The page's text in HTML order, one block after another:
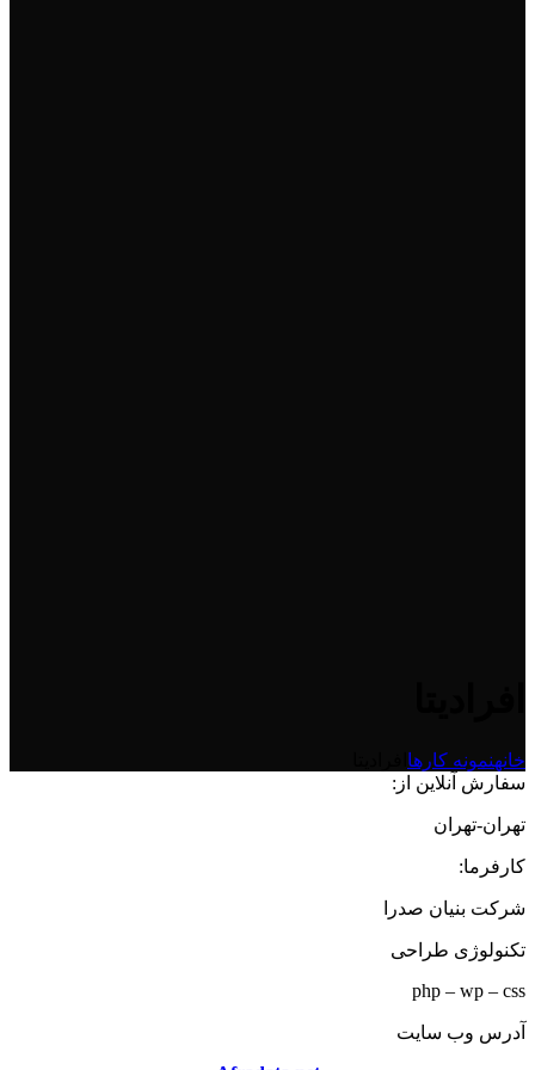
خانهنمونه کارها
سفارش آنلاین از:
تهران-تهران
کارفرما:
شرکت بنیان صدرا
تکنولوژی طراحی
php – wp – css
آدرس وب سایت